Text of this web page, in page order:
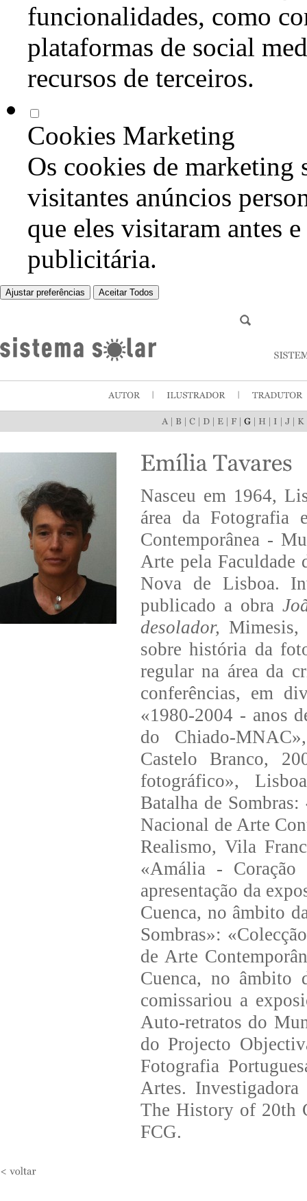
funcionalidades, como
plataformas de social
recursos de terceiros.
Cookies Marketing
Os cookies de marketing
visitantes anúncios
que eles visitaram antes
publicitária.
Ajustar preferências Aceitar Todos
Nasceu em 1964,
área da Fotografia
Contemporânea -
Arte pela Faculdade
Nova de Lisboa.
publicado a obra
desolador, Mimesis,
sobre história da
regular na área da
conferências, em
«1980-2004 - anos
do Chiado-
Castelo Branco,
fotográfico»,
Batalha de
Nacional de Arte
Realismo, Vila
«Amália - Coração
apresentação da
Cuenca, no âmbito
Sombras»:
de Arte
Cuenca, no âmbito
comissariou a
Auto-retratos do
do Projecto
Fotografia
Artes.
The History of 20th
FCG.